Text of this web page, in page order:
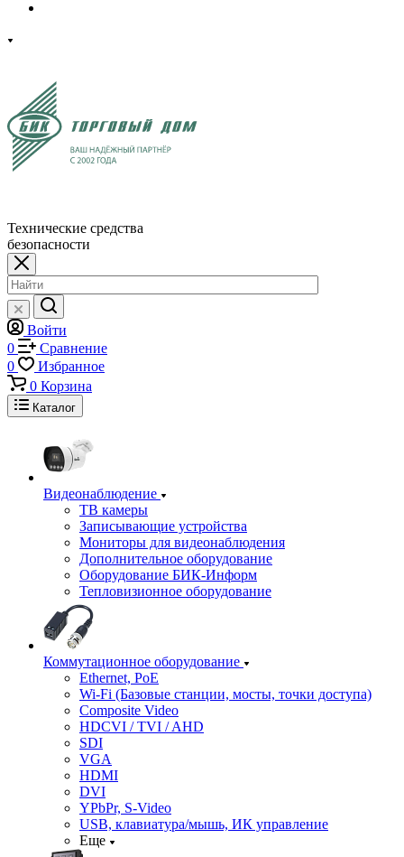
Технические средства
безопасности
Войти
0
Сравнение
0
Избранное
0 Корзина
Каталог
Видеонаблюдение
ТВ камеры
Записывающие устройства
Мониторы для видеонаблюдения
Дополнительное оборудование
Оборудование БИК-Информ
Тепловизионное оборудование
Коммутационное оборудование
Ethernet, PoE
Wi-Fi (Базовые станции, мосты, точки доступа)
Composite Video
HDCVI / TVI / AHD
SDI
VGA
HDMI
DVI
YPbPr, S-Video
USB, клавиатура/мышь, ИК управление
Еще